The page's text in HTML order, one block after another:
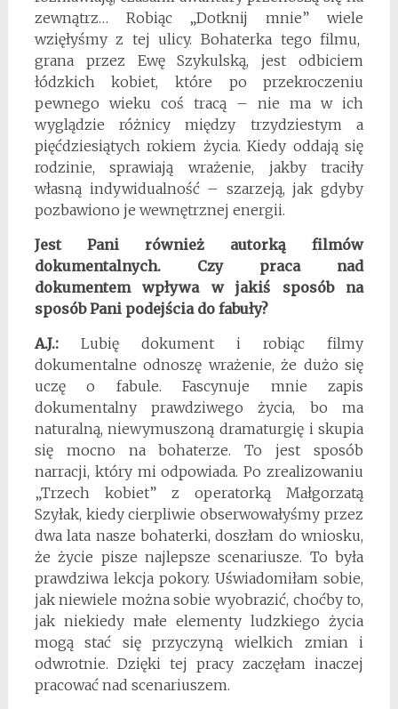
zewnątrz… Robiąc „Dotknij mnie” wiele
wzięłyśmy z tej ulicy. Bohaterka tego filmu,
grana przez Ewę Szykulską, jest odbiciem
łódzkich kobiet, które po przekroczeniu
pewnego wieku coś tracą – nie ma w ich
wyglądzie różnicy między trzydziestym a
pięćdziesiątych rokiem życia. Kiedy oddają się
rodzinie, sprawiają wrażenie, jakby traciły
własną indywidualność – szarzeją, jak gdyby
pozbawiono je wewnętrznej energii.
Jest Pani również autorką filmów
dokumentalnych. Czy praca nad
dokumentem wpływa w jakiś sposób na
sposób Pani podejścia do fabuły?
A.J.:Lubię dokument i robiąc filmy
dokumentalne odnoszę wrażenie, że dużo się
uczę o fabule. Fascynuje mnie zapis
dokumentalny prawdziwego życia, bo ma
naturalną, niewymuszoną dramaturgię i skupia
się mocno na bohaterze. To jest sposób
narracji, który mi odpowiada. Po zrealizowaniu
„Trzech kobiet” z operatorką Małgorzatą
Szyłak, kiedy cierpliwie obserwowałyśmy przez
dwa lata nasze bohaterki, doszłam do wniosku,
że życie pisze najlepsze scenariusze. To była
prawdziwa lekcja pokory. Uświadomiłam sobie,
jak niewiele można sobie wyobrazić, choćby to,
jak niekiedy małe elementy ludzkiego życia
mogą stać się przyczyną wielkich zmian i
odwrotnie. Dzięki tej pracy zaczęłam inaczej
pracować nad scenariuszem.